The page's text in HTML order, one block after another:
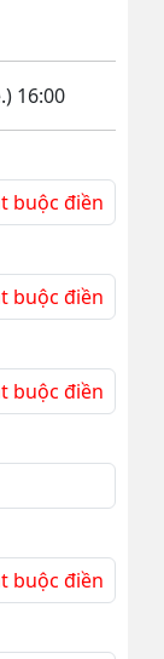
16:00
buộc điền
buộc điền
buộc điền
buộc điền